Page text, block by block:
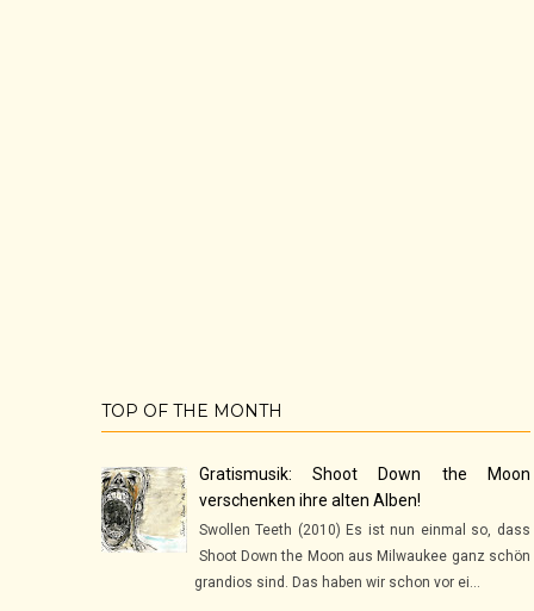
TOP OF THE MONTH
Gratismusik: Shoot Down the Moon
verschenken ihre alten Alben!
Swollen Teeth (2010) Es ist nun einmal so, dass
Shoot Down the Moon aus Milwaukee ganz schön
grandios sind. Das haben wir schon vor ei...